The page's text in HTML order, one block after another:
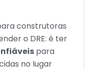
construtoras
o DRE: é ter
para
no lugar